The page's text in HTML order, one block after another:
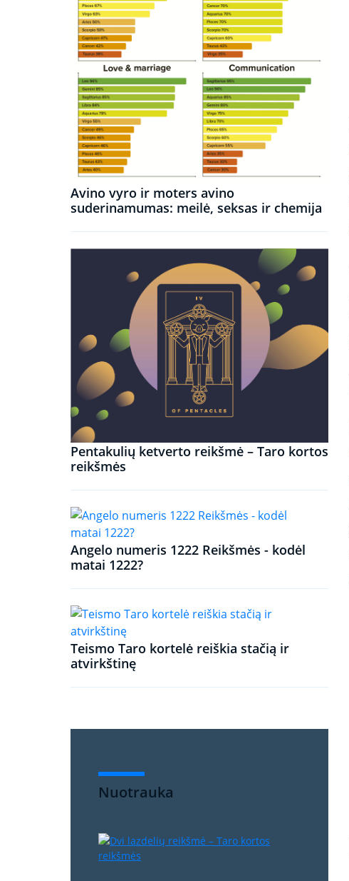
Avino vyro ir moters avino
suderinamumas: meilė, seksas ir chemija
Pentakulių ketverto reikšmė – Taro kortos
reikšmės
Angelo numeris 1222 Reikšmės - kodėl
matai 1222?
Teismo Taro kortelė reiškia stačią ir
atvirkštinę
Nuotrauka